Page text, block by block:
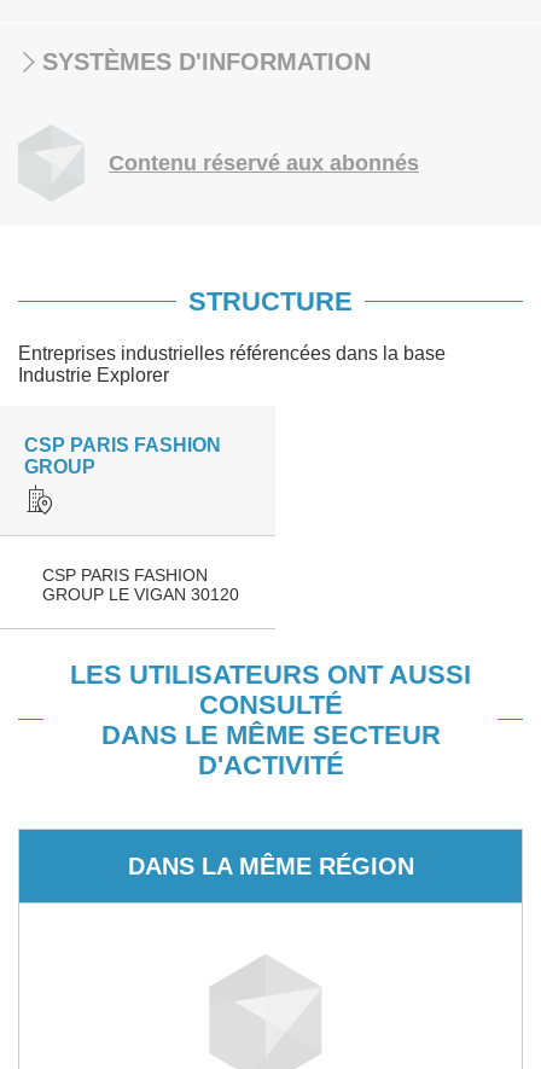
SYSTÈMES D'INFORMATION
Contenu réservé aux abonnés
STRUCTURE
Entreprises industrielles référencées dans la base
Industrie Explorer
CSP PARIS FASHION
GROUP
CSP PARIS FASHION
GROUP LE VIGAN 30120
LES UTILISATEURS ONT AUSSI
CONSULTÉ
DANS LE MÊME SECTEUR
D'ACTIVITÉ
DANS LA MÊME RÉGION